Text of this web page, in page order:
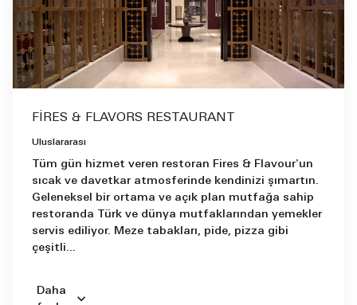
FIRES & FLAVORS RESTAURANT
Uluslararası
Tüm gün hizmet veren restoran Fires & Flavour'un
sıcak ve davetkar atmosferinde kendinizi şımartın.
Geleneksel bir ortama ve açık plan mutfağa sahip
restoranda Türk ve dünya mutfaklarından yemekler
servis ediliyor. Meze tabakları, pide, pizza gibi
çeşitli...
Daha